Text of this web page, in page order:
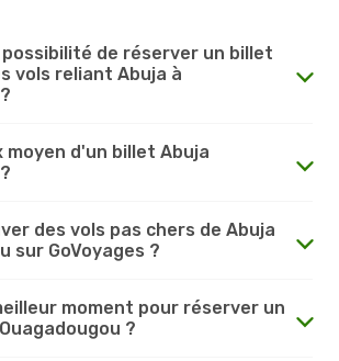
de réserver un billet
vols reliant Abuja à
moyen d'un billet Abuja
des vols pas chers de Abuja
sur GoVoyages ?
moment pour réserver un
?